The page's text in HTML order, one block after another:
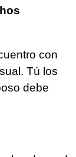
con
Tú los
debe